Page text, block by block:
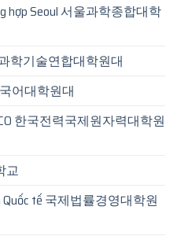
hợp Seoul 서울과학종합대학
과학기술연합대학원대
어대학원대
한국전력국제원자력대학원
교
Quốc tế 국제법률경영대학원